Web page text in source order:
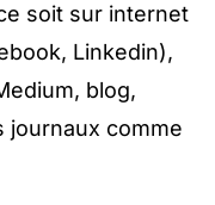
soit sur internet
Linkedin),
blog,
journaux comme